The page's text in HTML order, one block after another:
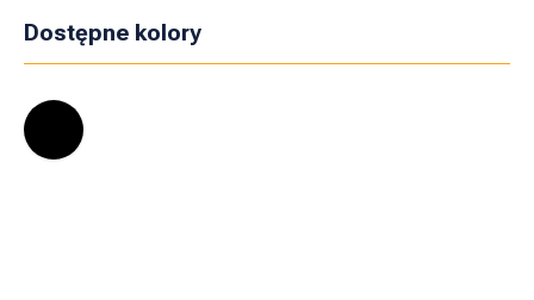
Dostępne kolory